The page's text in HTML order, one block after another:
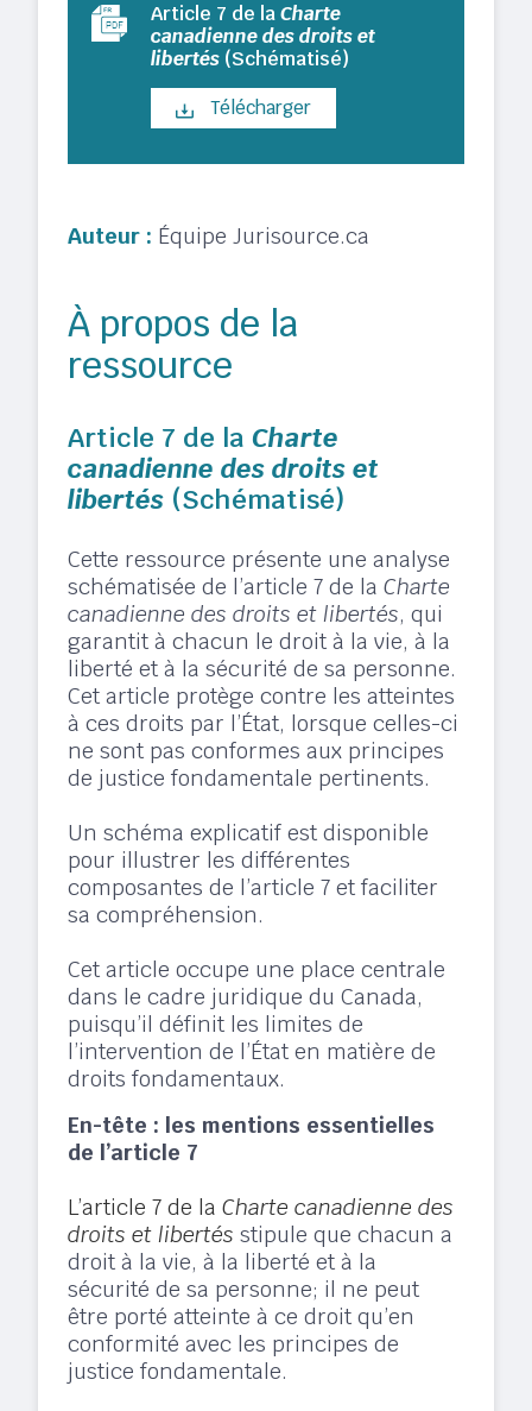
Auteur : Équipe Jurisource.ca
À propos de la
ressource
Article 7 de laCharte
canadienne des droits et
libertés (Schématisé)
Cette ressource présente une analyse
schématisée de l’article 7 de laCharte
canadienne des droits et libertés, qui
garantit à chacun le droit à la vie, à la
liberté et à la sécurité de sa personne.
Cet article protège contre les atteintes
à ces droits par l’État, lorsque celles-ci
ne sont pas conformes aux principes
de justice fondamentale pertinents.​
Un schéma explicatif est disponible
pour illustrer les différentes
composantes de l’article 7 et faciliter
sa compréhension.​
Cet article occupe une place centrale
dans le cadre juridique du Canada,
puisqu’il définit les limites de
l’intervention de l’État en matière de
droits fondamentaux.
En-tête : les mentions essentielles
de l’article 7
L’article 7 de laCharte canadienne des
droits et libertés stipule que chacun a
droit à la vie, à la liberté et à la
sécurité de sa personne; il ne peut
être porté atteinte à ce droit qu’en
conformité avec les principes de
justice fondamentale. ​
Article 7 de laCharte
canadienne des droits et
libertés (Schématisé)
Télécharger